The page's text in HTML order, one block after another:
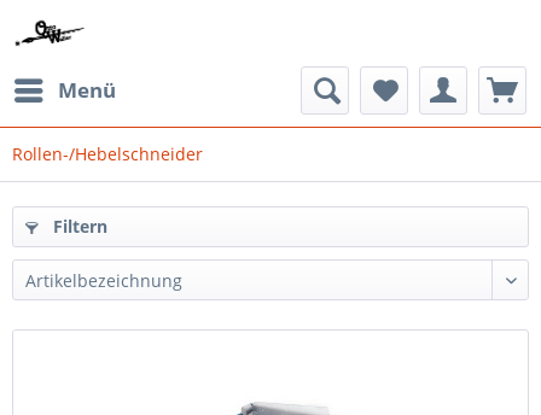
Menü
Rollen-/Hebelschneider
Filtern